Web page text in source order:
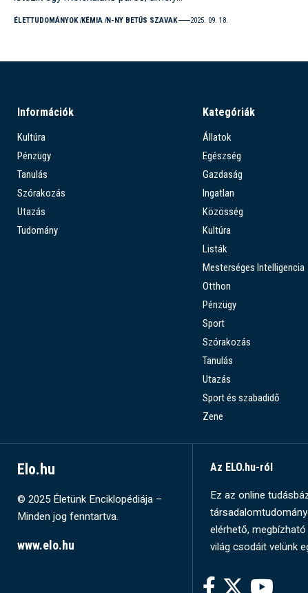
ÉLETTUDOMÁNYOK KÉMIA N-NY BETŰS SZAVAK 2025. 09. 18.
Információk
Kultúra
Pénzügy
Tanulás
Szórakozás
Utazás
Tudomány
Kategóriák
Állatok
Egészség
Gazdaság
Ingatlan
Közösség
Kultúra
Listák
Mesterséges Intelligencia
Otthon
Pénzügy
Sport
Szórakozás
Tanulás
Utazás
Sport és szabadidő
Zene
Elo.hu
© 2025 Életünk Enciklopédiája –
Minden jog fenntartva.
www.elo.hu
Az ELO.hu-ról
Ez az online
elérhető,
világ csodáit velünk